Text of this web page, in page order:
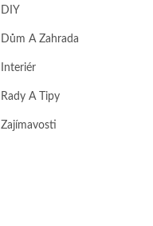
DIY
Dům A Zahrada
Interiér
Rady A Tipy
Zajímavosti